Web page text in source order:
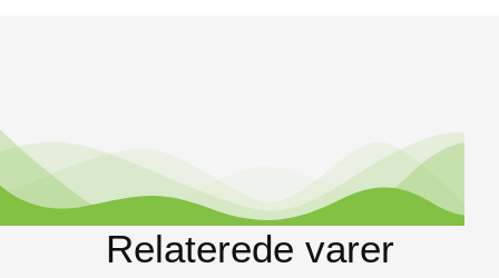
Relaterede varer